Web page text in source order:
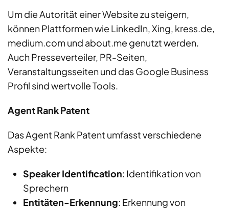
Um die Autorität einer Website zu steigern,
können Plattformen wie LinkedIn, Xing, kress.de,
medium.com und about.me genutzt werden.
Auch Presseverteiler, PR-Seiten,
Veranstaltungsseiten und das Google Business
Profil sind wertvolle Tools.
Agent Rank Patent
Das Agent Rank Patent umfasst verschiedene
Aspekte:
Speaker Identification: Identifikation von
Sprechern
Entitäten-Erkennung: Erkennung von